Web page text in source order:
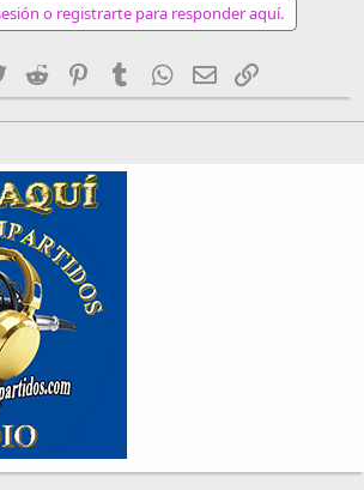
o registrarte para responder aquí.
TwitterReddit PinterestTumblrWhatsApp
EmailEnlace